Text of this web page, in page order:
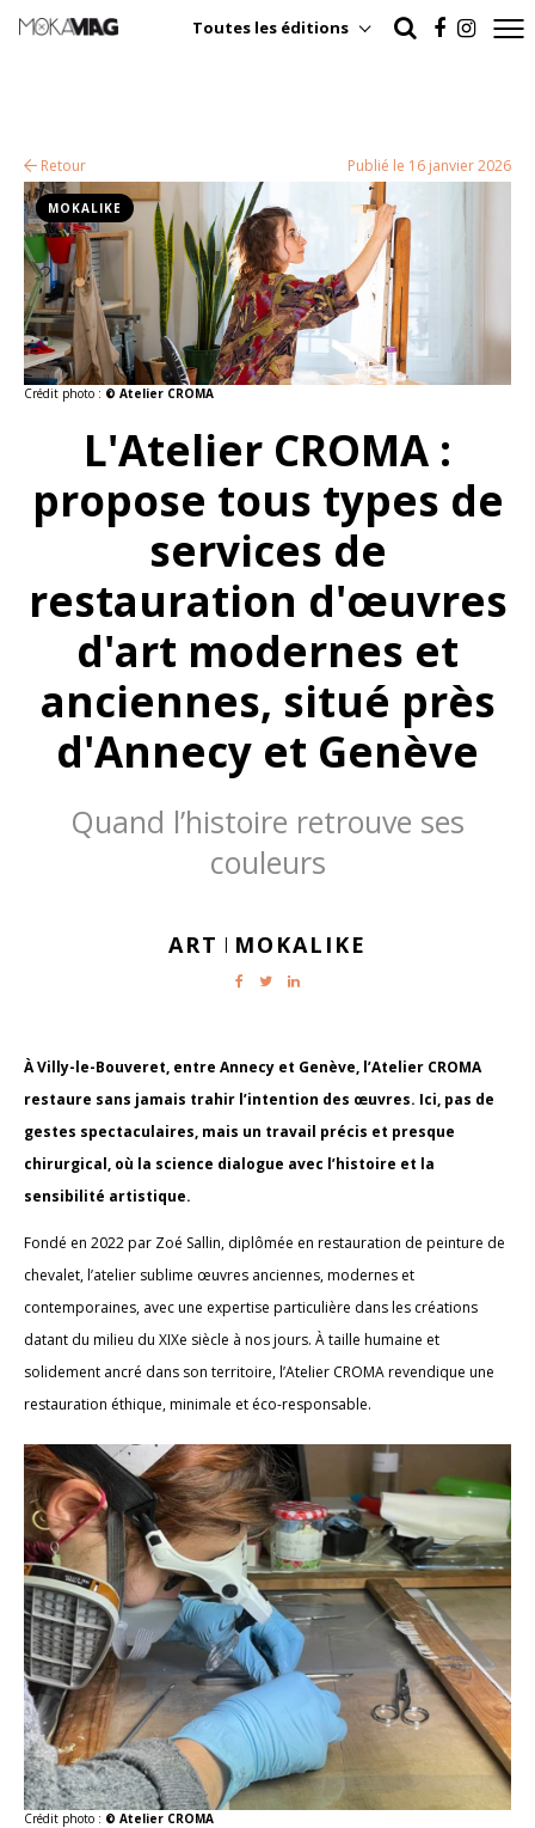
Toutes les éditions
Retour Publié le 16 janvier 2026
Crédit photo : © Atelier CROMA
MOKALIKE
L'Atelier CROMA :
propose tous types de
services de
restauration d'œuvres
d'art modernes et
anciennes, situé près
d'Annecy et Genève
Quand l’histoire retrouve ses
couleurs
ART | MOKALIKE
À Villy-le-Bouveret, entre Annecy et Genève, l’Atelier CROMA
restaure sans jamais trahir l’intention des œuvres. Ici, pas de
gestes spectaculaires, mais un travail précis et presque
chirurgical, où la science dialogue avec l’histoire et la
sensibilité artistique.
Fondé en 2022 par Zoé Sallin, diplômée en restauration de peinture de
chevalet, l’atelier sublime œuvres anciennes, modernes et
contemporaines, avec une expertise particulière dans les créations
datant du milieu du XIXe siècle à nos jours. À taille humaine et
solidement ancré dans son territoire, l’Atelier CROMA revendique une
restauration éthique, minimale et éco-responsable.
Crédit photo : © Atelier CROMA